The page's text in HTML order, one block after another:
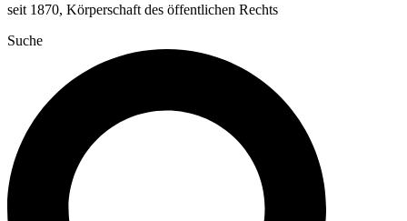
seit 1870, Körperschaft des öffentlichen Rechts
Suche